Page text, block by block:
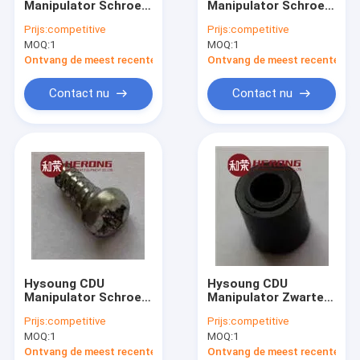
Self - servicepos Kiosk
zelfbetalingskiosk
Zelf het Bestel- Kiosk
De Kiosk van de muntuitwisseling
Overheidskiosk
Videotellermachine
Bitcoinkiosk
ATM-Vervangstukken
Kioskdelen
Manipulator Schroef
ONDERDELEN op
voorraad
Prijs:competitive
MOQ:1
Ontvang de meest recente Prijs
Contact nu
Manipulator Schroef
onderdelen in
voorraad
Prijs:competitive
MOQ:1
Ontvang de meest recente
Contact nu
Hysoung CDU
Manipulator Schroef
ONDERDELEN op
voorraad
Prijs:competitive
MOQ:1
Ontvang de meest recente Prijs
Hysoung CDU
Manipulator Zwarte
op voorraad
Prijs:competitive
MOQ:1
Ontvang de meest recente